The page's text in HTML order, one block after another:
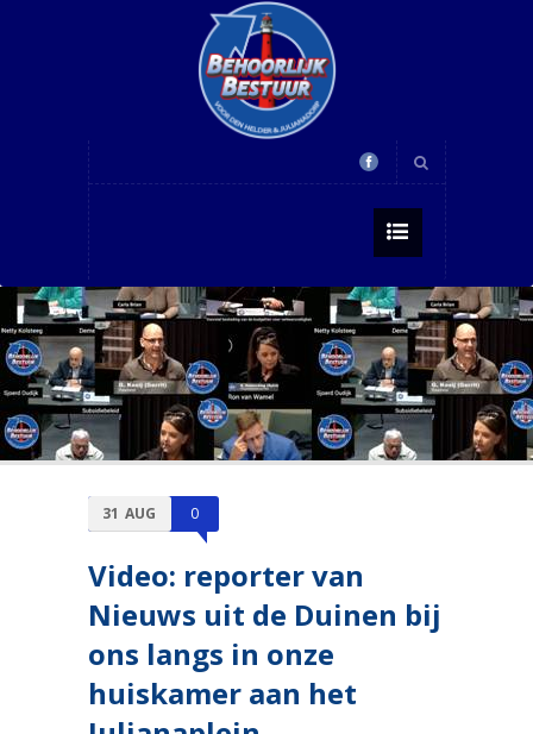
31 AUG 0
Video: reporter van
Nieuws uit de Duinen bij
ons langs in onze
huiskamer aan het